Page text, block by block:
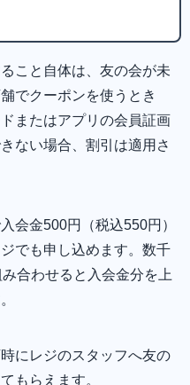
こと自体は、友の会が未
でクーポンを使うとき
またはアプリの会員証画
ない場合、割引は適用さ
会金500円（税込550円）
でも申し込めます。数千
合わせると入会金分を上
にレジのスタッフへ友の
もらえます。